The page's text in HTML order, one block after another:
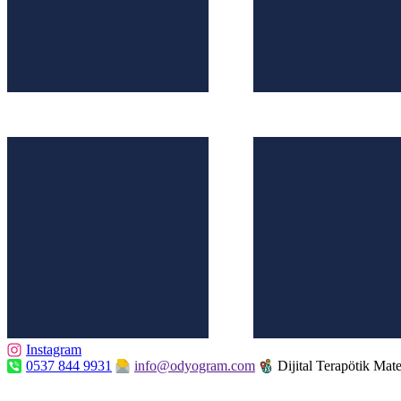
Instagram
0537 844 9931
info@odyogram.com Dijital Terapötik